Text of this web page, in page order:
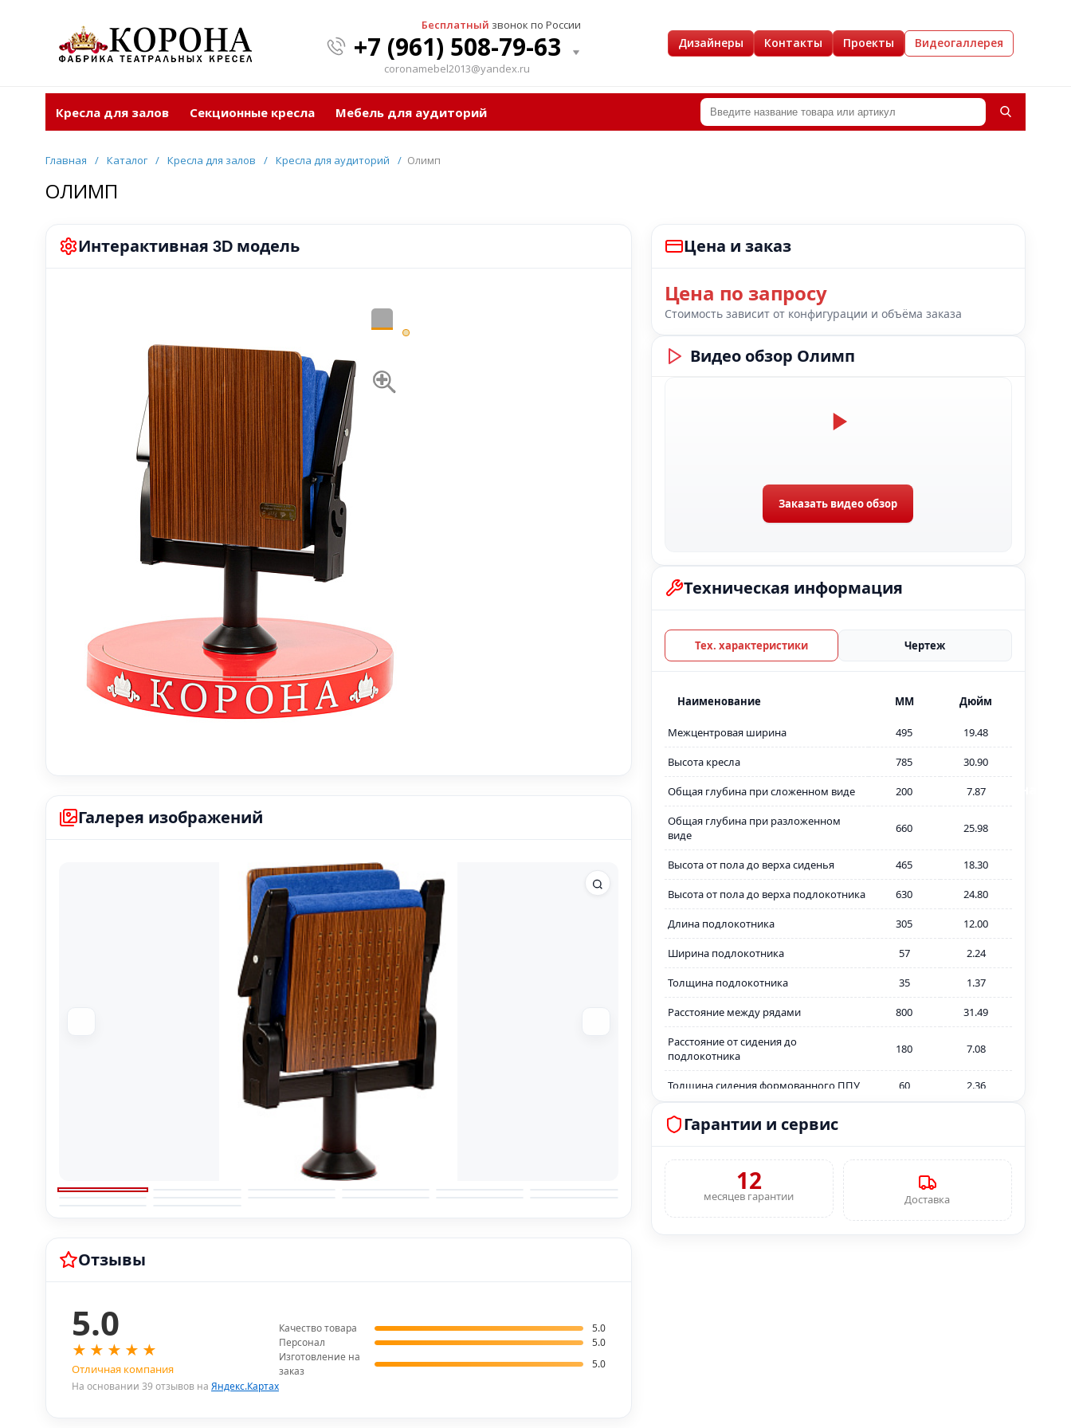
Бесплатный звонок по России
+7 (961) 508-79-63
coronamebel2013@yandex.ru
Дизайнеры Контакты Проекты Видеогаллерея
Кресла для залов Секционные кресла Мебель для аудиторий
Главная / Каталог / Кресла для залов / Кресла для аудиторий / Олимп
ОЛИМП
Интерактивная 3D модель
Галерея изображений
Отзывы
5.0
★ ★ ★ ★ ★
Отличная компания
На основании 39 отзывов на Яндекс.Картах
Качество товара
5.0
Персонал
5.0
Изготовление на
заказ
5.0
Цена и заказ
Цена по запросу
Стоимость зависит от конфигурации и объёма заказа
Видео обзор Олимп
Заказать видео обзор
Техническая информация
Тех. характеристики Чертеж
Наименование MM Дюйм
Межцентровая ширина 495 19.48
Высота кресла 785 30.90
Общая глубина при сложенном виде 200 7.87
Общая глубина при разложенном
виде
660 25.98
Высота от пола до верха сиденья 465 18.30
Высота от пола до верха подлокотника 630 24.80
Длина подлокотника 305 12.00
Ширина подлокотника 57 2.24
Толщина подлокотника 35 1.37
Расстояние между рядами 800 31.49
Расстояние от сидения до
подлокотника
180 7.08
Толщина сидения формованного ППУ 60 2.36
Толщина спинки формованного ППУ
Толщина декоративной заглушки
Толщина декоративной заглушки
15 0.59
Гарантии и сервис
12
месяцев гарантии Доставка